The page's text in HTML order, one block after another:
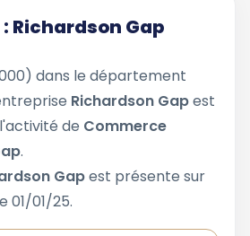
Richardson Gap
dans le département
Richardson Gapest
de Commerce
.
Gapest présente sur
01/01/25.